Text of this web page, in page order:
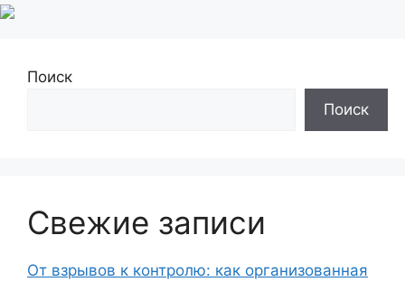
Поиск
Поиск
Свежие записи
От взрывов к контролю: как организованная